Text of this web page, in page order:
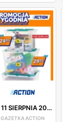
11 SIERPNIA 2026
GAZETKA ACTION